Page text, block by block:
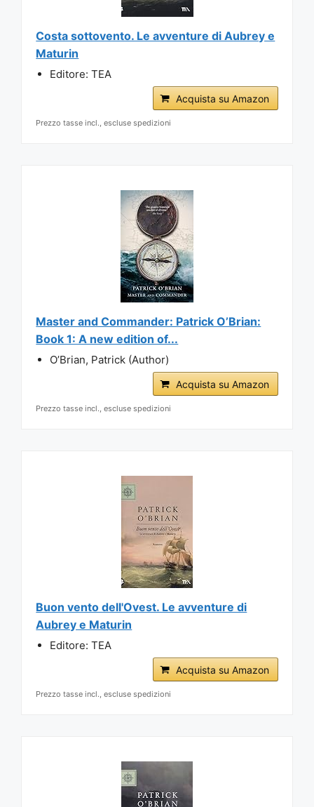
Costa sottovento. Le avventure di Aubrey e
Maturin
Editore: TEA
Acquista su Amazon
Prezzo tasse incl., escluse spedizioni
Master and Commander: Patrick O’Brian:
Book 1: A new edition of...
O’Brian, Patrick (Author)
Acquista su Amazon
Prezzo tasse incl., escluse spedizioni
Buon vento dell'Ovest. Le avventure di
Aubrey e Maturin
Editore: TEA
Acquista su Amazon
Prezzo tasse incl., escluse spedizioni